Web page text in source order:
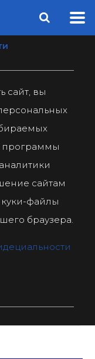
сайт, вы
программы
сайтам
куки-файлы
браузера.